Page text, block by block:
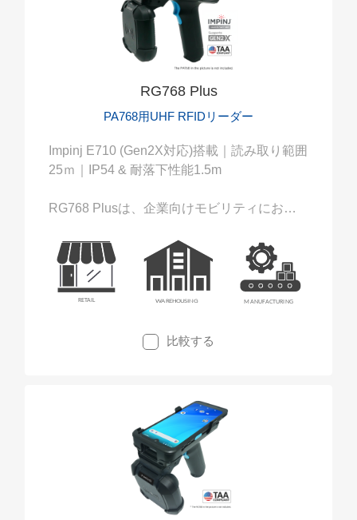
RG768 Plus
PA768用UHF RFIDリーダー
Impinj E710 (Gen2X対応)搭載｜読み取り範囲
25ｍ｜IP54 & 耐落下性能1.5m
RG768 Plusは、企業向けモビリティにおけ
ます。
PA768シリーズに取り付けるだけで、倉庫、
物流、現場作業といった過酷な環境にも最適
な長距離UHF RFIDによりバーコードデータ
比較する